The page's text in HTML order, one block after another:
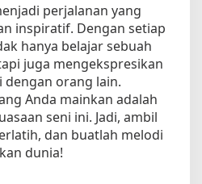
perjalanan yang
inspiratif. Dengan setiap
hanya belajar sebuah
juga mengekspresikan
orang lain.
Anda mainkan adalah
seni ini. Jadi, ambil
dan buatlah melodi
dunia!